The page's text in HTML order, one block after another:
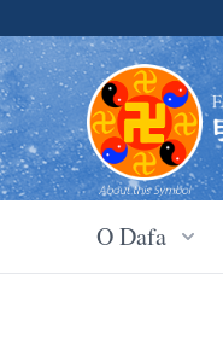
O Dafa